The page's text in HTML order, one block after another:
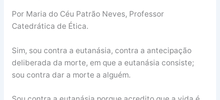
Por Maria do Céu Patrão Neves, Professor
Catedrática de Ética.
Sim, sou contra a eutanásia, contra a antecipação
deliberada da morte, em que a eutanásia consiste;
sou contra dar a morte a alguém.